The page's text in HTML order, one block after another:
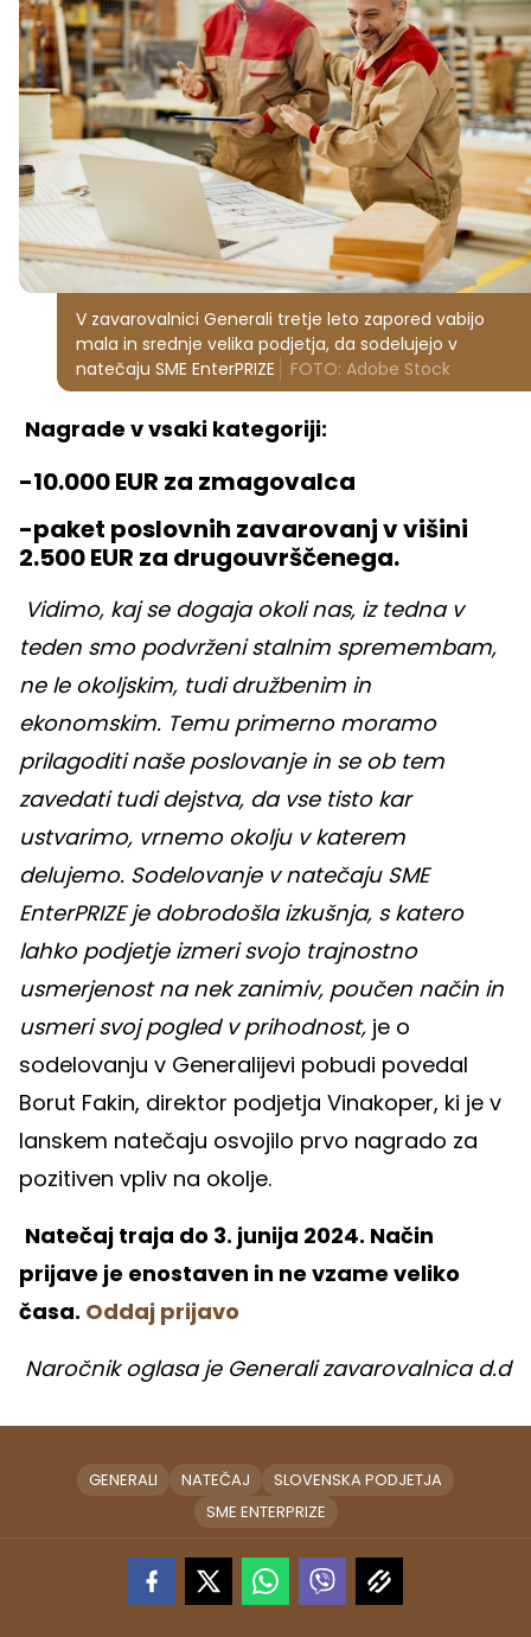
V zavarovalnici Generali tretje leto zapored vabijo
mala in srednje velika podjetja, da sodelujejo v
natečaju SME EnterPRIZE
FOTO: Adobe Stock
Nagrade v vsaki kategoriji:
-10.000 EUR za zmagovalca
-paket poslovnih zavarovanj v višini
2.500 EUR za drugouvrščenega.
Vidimo, kaj se dogaja okoli nas, iz tedna v
teden smo podvrženi stalnim spremembam,
ne le okoljskim, tudi družbenim in
ekonomskim. Temu primerno moramo
prilagoditi naše poslovanje in se ob tem
zavedati tudi dejstva, da vse tisto kar
ustvarimo, vrnemo okolju v katerem
delujemo. Sodelovanje v natečaju SME
EnterPRIZE je dobrodošla izkušnja, s katero
lahko podjetje izmeri svojo trajnostno
usmerjenost na nek zanimiv, poučen način in
usmeri svoj pogled v prihodnost, je o
sodelovanju v Generalijevi pobudi povedal
Borut Fakin, direktor podjetja Vinakoper, ki je v
lanskem natečaju osvojilo prvo nagrado za
pozitiven vpliv na okolje.
Natečaj traja do 3. junija 2024. Način
prijave je enostaven in ne vzame veliko
časa. Oddaj prijavo
Naročnik oglasa je Generali zavarovalnica d.d
GENERALI NATEČAJ
SLOVENSKA PODJETJA
SME ENTERPRIZE